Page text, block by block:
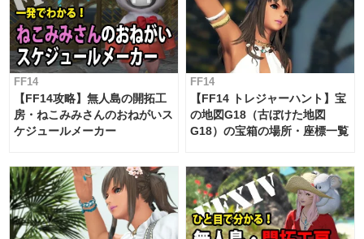
FF14
【FF14攻略】無人島の開拓工
房・ねこみみさんのおねがいス
ケジュールメーカー
FF14
【FF14 トレジャーハント】宝
の地図G18（古ぼけた地図
G18）の宝箱の場所・座標一覧